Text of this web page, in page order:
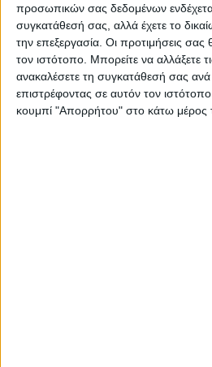
προσωπικών σας δεδομένων
συγκατάθεσή σας, αλλά έχετε το
την επεξεργασία. Οι προτιμήσεις σας
τον ιστότοπο. Μπορείτε να αλλάξετε
ανακαλέσετε τη συγκατάθεσή σας
επιστρέφοντας σε αυτόν τον
κουμπί "Απορρήτου" στο κάτω μέρος
Περιγραφή Πληροφορίες
Ντουλάπα ρούχων Ricardo
λευκό 80×51,8×181εκ.